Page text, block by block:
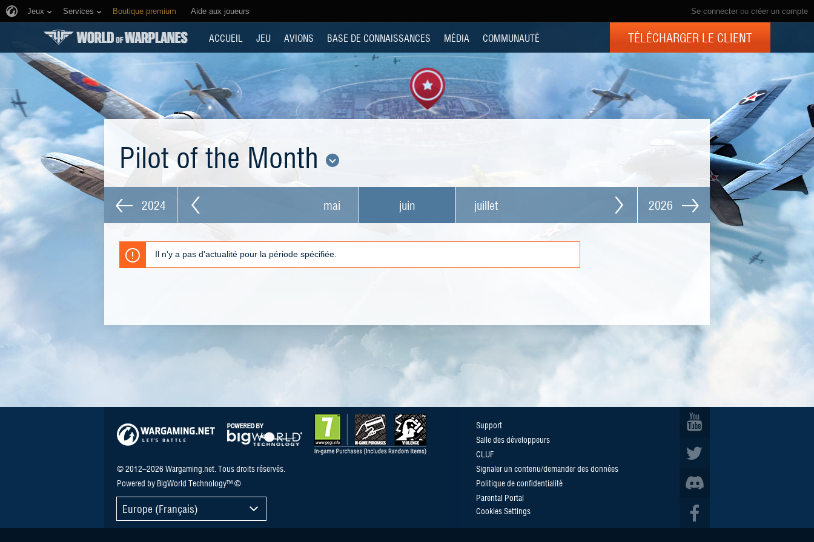
Se connecter ou créer un compte
Jeux Services Boutique premium Aide aux joueurs
ACCUEIL JEU AVIONS BASE DE CONNAISSANCES MÉDIA COMMUNAUTÉ TÉLÉCHARGER LE CLIENT
Pilot of the Month
2024 mai juin juillet 2026
Il n'y a pas d'actualité pour la période spécifiée.
© 2012–2026 Wargaming.net. Tous droits réservés.
Powered by BigWorld Technology™ ©
Europe (Français)
Support
Salle des développeurs
CLUF
Signaler un contenu/demander des données
Politique de confidentialité
Parental Portal
Cookies Settings